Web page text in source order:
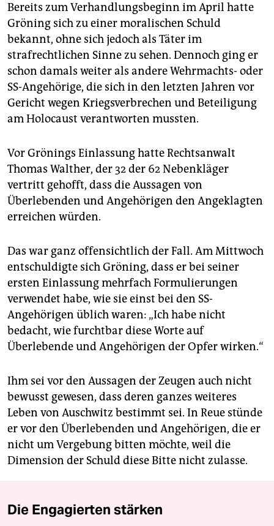
Bereits zum Verhandlungsbeginn im April hatte
Gröning sich zu einer moralischen Schuld
bekannt, ohne sich jedoch als Täter im
strafrechtlichen Sinne zu sehen. Dennoch ging er
schon damals weiter als andere Wehrmachts- oder
SS-Angehörige, die sich in den letzten Jahren vor
Gericht wegen Kriegsverbrechen und Beteiligung
am Holocaust verantworten mussten.
Vor Grönings Einlassung hatte Rechtsanwalt
Thomas Walther, der 32 der 62 Nebenkläger
vertritt gehofft, dass die Aussagen von
Überlebenden und Angehörigen den Angeklagten
erreichen würden.
Das war ganz offensichtlich der Fall. Am Mittwoch
entschuldigte sich Gröning, dass er bei seiner
ersten Einlassung mehrfach Formulierungen
verwendet habe, wie sie einst bei den SS-
Angehörigen üblich waren: „Ich habe nicht
bedacht, wie furchtbar diese Worte auf
Überlebende und Angehörigen der Opfer wirken.“
Ihm sei vor den Aussagen der Zeugen auch nicht
bewusst gewesen, dass deren ganzes weiteres
Leben von Auschwitz bestimmt sei. In Reue stünde
er vor den Überlebenden und Angehörigen, die er
nicht um Vergebung bitten möchte, weil die
Dimension der Schuld diese Bitte nicht zulasse.
Die Engagierten stärken